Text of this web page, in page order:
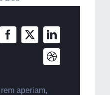
aperiam,